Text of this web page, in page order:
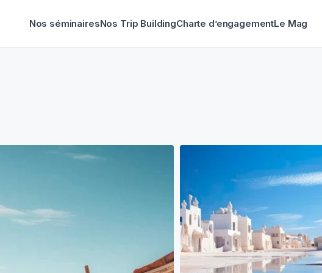
Nos séminairesNos Trip BuildingCharte d’engagementLe Mag